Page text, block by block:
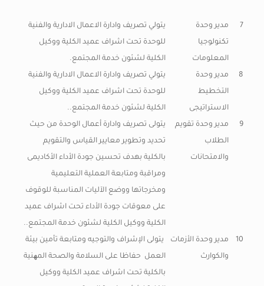
7
مدير وحدة
تكنولوجيا
المعلومات
يتولي تصريف وادارة الاعمال الادارية والفنية
للوحدة تحت اشراف عميد الكلية ووكيل
الكلية لشئون خدمة المجتمع.
8
مدير وحدة
التخطيط
الاستراتيجى
يتولي تصريف وادارة الاعمال الادارية والفنية
للوحدة تحت اشراف عميد الكلية ووكيل
الكلية لشئون خدمة المجتمع..
9
مدير وحدة تقويم
الطلاب
والامتحانات
يتولى تصريف وادارة أعمال الوحدة من حيث
تحديد وتطوير معايير القياس والتقويم
بالكلية بهدف تحسين جودة الأداء الأكاديمى
ومراقبة ومتابعة العملية التعليمية
ومخرجاتها ووضع الآليات المناسبة للوقوف
على معوقات جودة الأداء تحت اشراف عميد
الكلية ووكيل الكلية لشئون خدمة المجتمع..
10
مدير وحدة الأزمات
والكوارث
يتولى الإشراف والتوجيه ومتابعة تأمين بيئة
العمل حفاظا على السلامة والصحة المھنية
بالكلية تحت اشراف عميد الكلية ووكيل